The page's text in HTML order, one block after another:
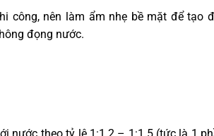
công, nên làm ẩm nhẹ bề mặt để tạo
đọng nước.
nước theo tỷ lệ 1:1.2 – 1:1.5 (tức là 1